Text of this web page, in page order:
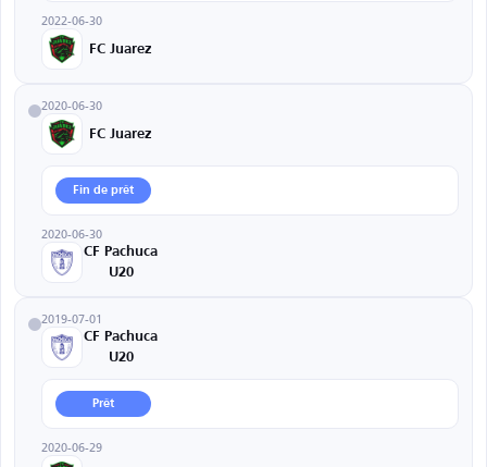
2022-06-30
FC Juarez
2020-06-30
FC Juarez
Fin de prêt
2020-06-30
CF Pachuca
U20
2019-07-01
CF Pachuca
U20
Prêt
2020-06-29